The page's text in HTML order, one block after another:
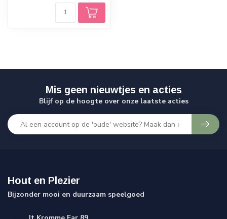
Mis geen nieuwtjes en acties
Blijf op de hoogte over onze laatste acties
Hout en Plezier
Bijzonder mooi en duurzaam speelgoed